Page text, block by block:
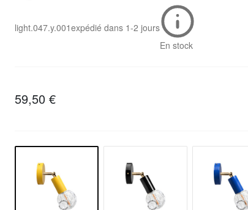
light.047.y.001expédié dans 1-2 jours
En stock
59,50 €